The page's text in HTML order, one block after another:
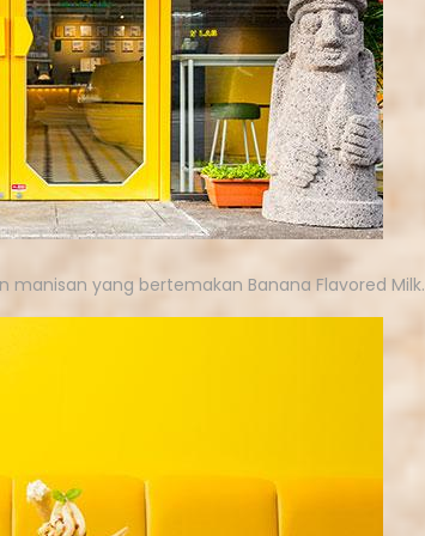
yang bertemakan Banana Flavored Milk.